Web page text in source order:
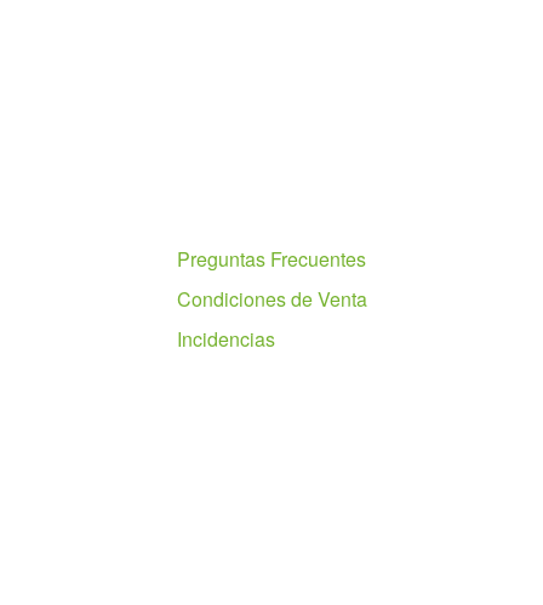
Preguntas Frecuentes
Condiciones de Venta
Incidencias